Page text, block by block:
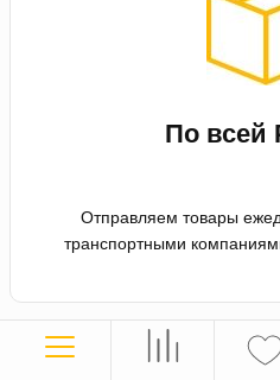
По всей
Отправляем товары
транспортными